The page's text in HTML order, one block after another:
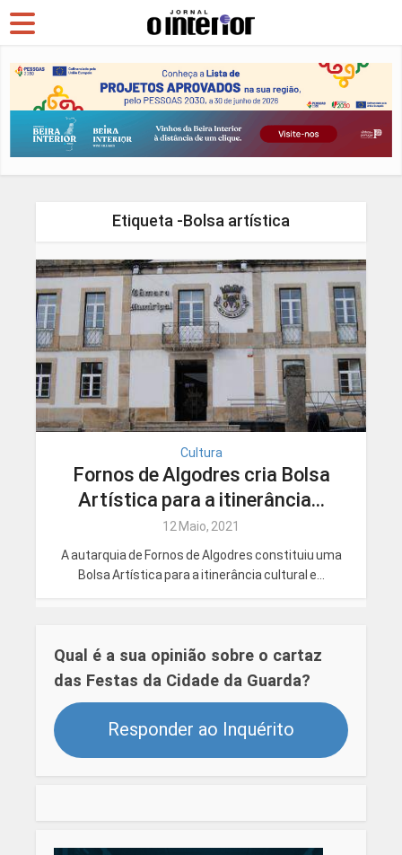
Etiqueta -Bolsa artística
Cultura
Fornos de Algodres cria Bolsa
Artística para a itinerância...
12 Maio, 2021
A autarquia de Fornos de Algodres constituiu uma
Bolsa Artística para a itinerância cultural e...
Qual é a sua opinião sobre o cartaz
das Festas da Cidade da Guarda?
Responder ao Inquérito